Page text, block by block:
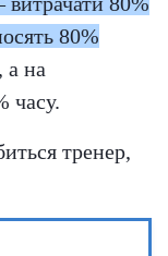
80%
на
часу.
тренер,